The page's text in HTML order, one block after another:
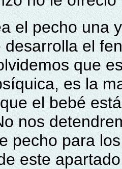
el pecho una
desarrolla el
que
es la
el bebé
nos
pecho para
este